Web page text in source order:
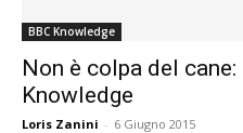
BBC Knowledge
Non è colpa del
Knowledge
Loris Zanini - 6 Giugno 2015